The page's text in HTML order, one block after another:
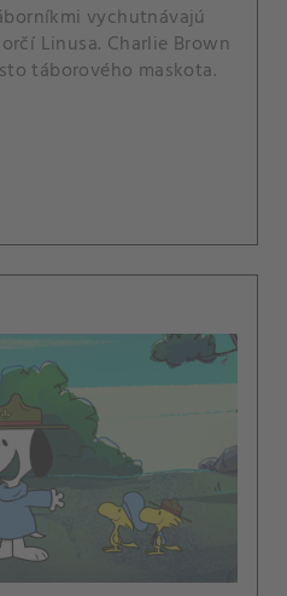
vychutnávajú
Linusa. Charlie Brown
táborového maskota.